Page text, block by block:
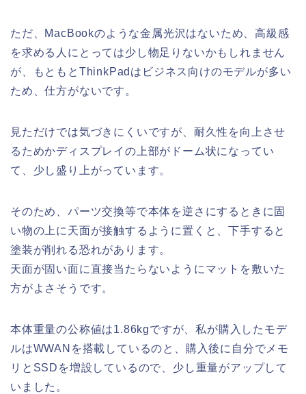
ただ、MacBookのような金属光沢はないため、高級感
を求める人にとっては少し物足りないかもしれません
が、もともとThinkPadはビジネス向けのモデルが多い
ため、仕方がないです。
見ただけでは気づきにくいですが、耐久性を向上させ
るためかディスプレイの上部がドーム状になってい
て、少し盛り上がっています。
そのため、パーツ交換等で本体を逆さにするときに固
い物の上に天面が接触するように置くと、下手すると
塗装が削れる恐れがあります。
天面が固い面に直接当たらないようにマットを敷いた
方がよさそうです。
本体重量の公称値は1.86kgですが、私が購入したモデ
ルはWWANを搭載しているのと、購入後に自分でメモ
リとSSDを増設しているので、少し重量がアップして
いました。